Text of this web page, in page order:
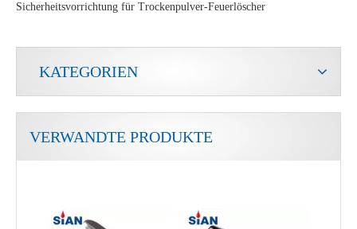
Sicherheitsvorrichtung für Trockenpulver-Feuerlöscher
KATEGORIEN
VERWANDTE PRODUKTE
Feuersicheres Ventil Messing-Kupferlegierungsventil für Trockenpulver-Feuerlöscher